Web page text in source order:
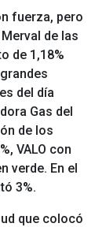
fuerza, pero
de las
de 1,18%
del día
Gas del
de los
VALO con
verde. En el
3%.
que colocó